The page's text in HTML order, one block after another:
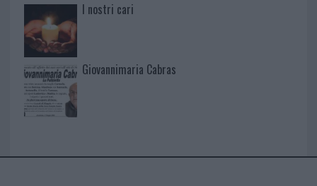
I nostri cari
Giovannimaria Cabras